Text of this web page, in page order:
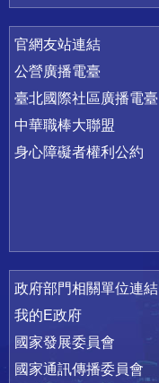
官網友站連結
公營廣播電臺
臺北國際社區廣播電臺
中華職棒大聯盟
身心障礙者權利公約
政府部門相關單位連結
我的E政府
國家發展委員會
國家通訊傳播委員會